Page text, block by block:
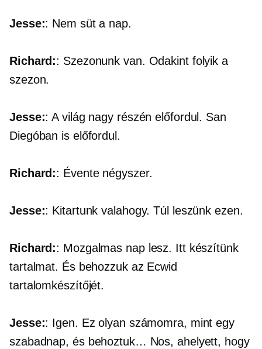
Jesse:: Nem süt a nap.
Richard:: Szezonunk van. Odakint folyik a
szezon.
Jesse:: A világ nagy részén előfordul. San
Diegóban is előfordul.
Richard:: Évente négyszer.
Jesse:: Kitartunk valahogy. Túl leszünk ezen.
Richard:: Mozgalmas nap lesz. Itt készítünk
tartalmat. És behozzuk az Ecwid
tartalomkészítőjét.
Jesse:: Igen. Ez olyan számomra, mint egy
szabadnap, és behoztuk… Nos, ahelyett, hogy